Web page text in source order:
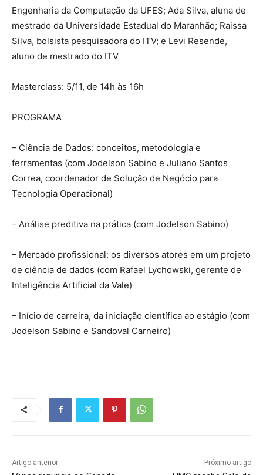
Engenharia da Computação da UFES; Ada Silva, aluna de
mestrado da Universidade Estadual do Maranhão; Raissa
Silva, bolsista pesquisadora do ITV; e Levi Resende,
aluno de mestrado do ITV
Masterclass: 5/11, de 14h às 16h
PROGRAMA
– Ciência de Dados: conceitos, metodologia e
ferramentas (com Jodelson Sabino e Juliano Santos
Correa, coordenador de Solução de Negócio para
Tecnologia Operacional)
– Análise preditiva na prática (com Jodelson Sabino)
– Mercado profissional: os diversos atores em um projeto
de ciência de dados (com Rafael Lychowski, gerente de
Inteligência Artificial da Vale)
– Início de carreira, da iniciação científica ao estágio (com
Jodelson Sabino e Sandoval Carneiro)
Artigo anterior Próximo artigo